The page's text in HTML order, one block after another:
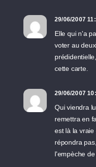
29/06/2007
Elle qui n'a
voter au
cette carte.
29/06/2007
Qui viendra
remettra en
est là la
répondra
l'empèche